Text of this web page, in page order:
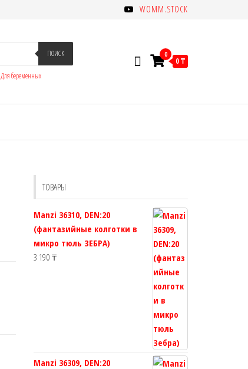
WOMM.STOCK
ПОИСК
Для беременных
0
0 ₸
ТОВАРЫ
Manzi 36310, DEN:20
(фантазийные колготки в
микро тюль ЗЕБРА)
3 190 ₸
Manzi 36309, DEN:20